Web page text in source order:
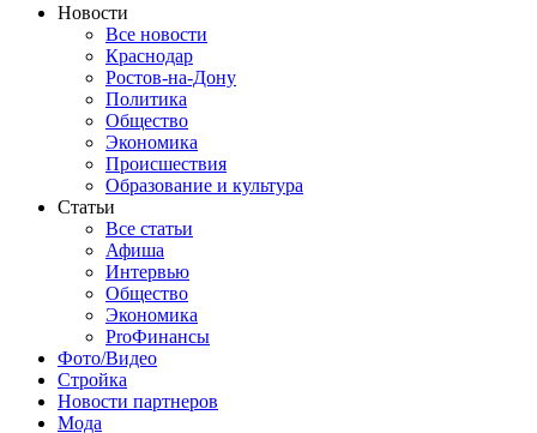
Новости
Все новости
Краснодар
Ростов-на-Дону
Политика
Общество
Экономика
Происшествия
Образование и культура
Статьи
Все статьи
Афиша
Интервью
Общество
Экономика
ProФинансы
Фото/Видео
Стройка
Новости партнеров
Мода